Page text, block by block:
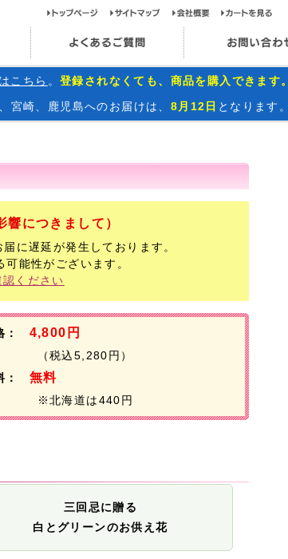
トップページサイトマップ会社概要
お問い合わせ
初めてのかたへ よくあるご質問
こちら 。登録されなくても、商品を購入できます。
宮崎、鹿児島へのお届けは、 8月12日 となります。
につきまして）
に遅延が発生しております。
能性がございます。
ください
： 4,800円
（税込5,280円）
：
無料
※北海道は440円
三回忌に贈る
白とグリーンのお供え花